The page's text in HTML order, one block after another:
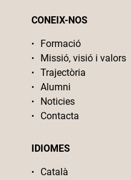
CONEIX-NOS
Formació
Missió, visió i valors
Trajectòria
Alumni
Noticies
Contacta
IDIOMES
Català